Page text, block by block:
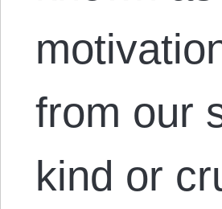
from our
kind or